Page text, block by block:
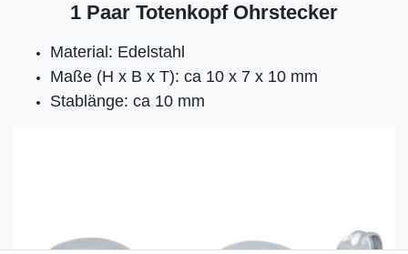
1 Paar Totenkopf Ohrstecker
Material: Edelstahl
Maße (H x B x T): ca 10 x 7 x 10 mm
Stablänge: ca 10 mm